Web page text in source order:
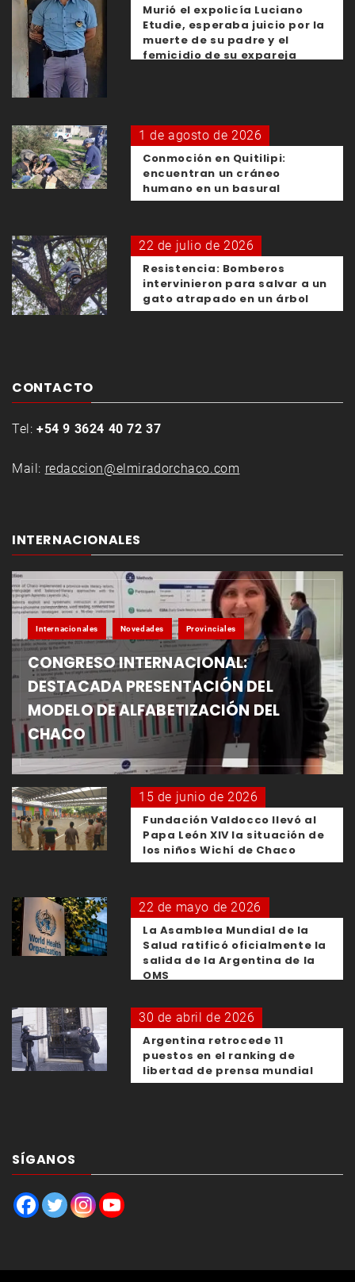
Murió el expolicía Luciano
Etudie, esperaba juicio por la
muerte de su padre y el
femicidio de su expareja
1 de agosto de 2026
Conmoción en Quitilipi:
encuentran un cráneo
humano en un basural
22 de julio de 2026
Resistencia: Bomberos
intervinieron para salvar a un
gato atrapado en un árbol
CONTACTO
Tel: +54 9 3624 40 72 37
Mail: redaccion@elmiradorchaco.com
INTERNACIONALES
Internacionales Novedades Provinciales
CONGRESO INTERNACIONAL:
DESTACADA PRESENTACIÓN DEL
MODELO DE ALFABETIZACIÓN DEL
CHACO
15 de junio de 2026
Fundación Valdocco llevó al
Papa León XIV la situación de
los niños Wichí de Chaco
22 de mayo de 2026
La Asamblea Mundial de la
Salud ratificó oficialmente la
salida de la Argentina de la
OMS
30 de abril de 2026
Argentina retrocede 11
puestos en el ranking de
libertad de prensa mundial
SÍGANOS